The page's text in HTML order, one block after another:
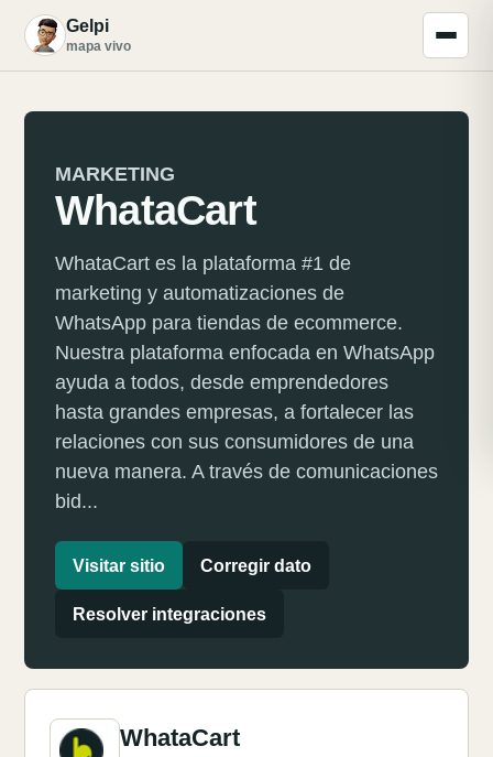
G Gelpi
mapa vivo
MARKETING
WhataCart
WhataCart es la plataforma #1 de
marketing y automatizaciones de
WhatsApp para tiendas de ecommerce.
Nuestra plataforma enfocada en WhatsApp
ayuda a todos, desde emprendedores
hasta grandes empresas, a fortalecer las
relaciones con sus consumidores de una
nueva manera. A través de comunicaciones
bid...
Visitar sitio Corregir dato
Resolver integraciones
WhataCart